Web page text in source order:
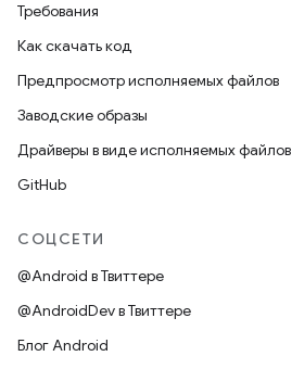
Требования
Как скачать код
Предпросмотр исполняемых файлов
Заводские образы
Драйверы в виде исполняемых файлов
GitHub
СОЦСЕТИ
@Android в Твиттере
@AndroidDev в Твиттере
Блог Android